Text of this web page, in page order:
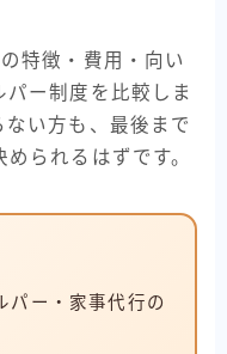
特徴・費用・向い
ー制度を比較しま
い方も、最後まで
られるはずです。
パー・家事代行の